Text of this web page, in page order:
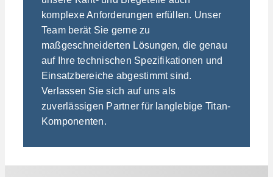
komplexe Anforderungen erfüllen. Unser
Team berät Sie gerne zu
maßgeschneiderten Lösungen, die genau
auf Ihre technischen Spezifikationen und
Einsatzbereiche abgestimmt sind.
Verlassen Sie sich auf uns als
zuverlässigen Partner für langlebige Titan-
Komponenten.